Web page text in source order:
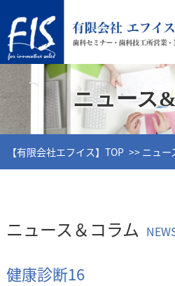
ニュース
【有限会社エフイス】TOP ニュー
ニュース＆コラム
健康診断16